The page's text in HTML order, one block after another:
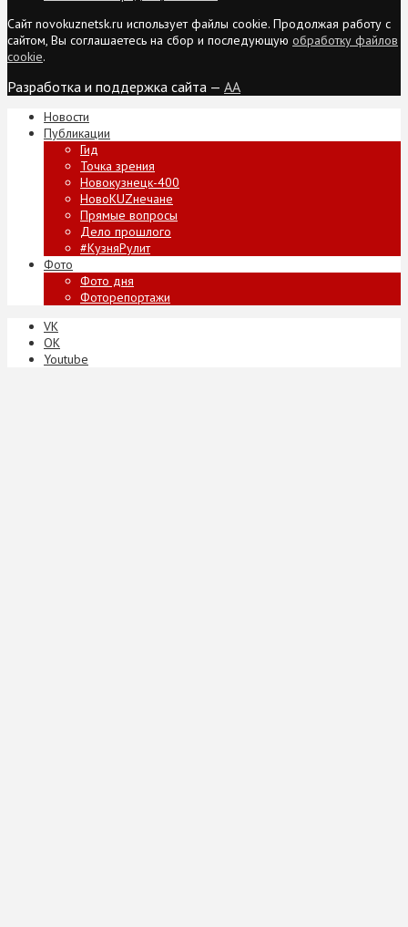
Сайт novokuznetsk.ru использует файлы cookie. Продолжая работу с
сайтом, Вы соглашаетесь на сбор и последующую обработку файлов
cookie.
Разработка и поддержка сайта — AA
Новости
Публикации
Гид
Точка зрения
Новокузнецк-400
НовоKUZнечане
Прямые вопросы
Дело прошлого
#КузняРулит
Фото
Фото дня
Фоторепортажи
VK
ОК
Youtube